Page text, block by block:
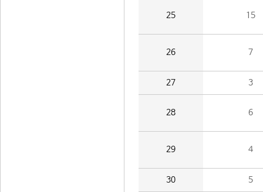
25 15
26 7
27 3
28 6
29 4
30 5